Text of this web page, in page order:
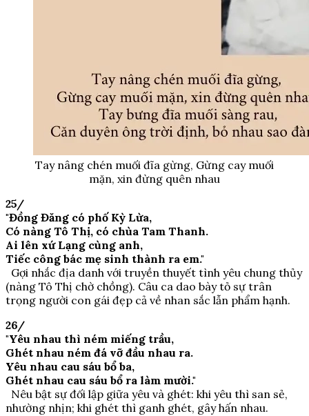
Tay nâng chén muối đĩa gừng, Gừng cay muối
mặn, xin đừng quên nhau
25/
"Đồng Đăng có phố Kỳ Lừa,
Có nàng Tô Thị, có chùa Tam Thanh.
Ai lên xứ Lạng cùng anh,
Tiếc công bác mẹ sinh thành ra em."
Gợi nhắc địa danh với truyền thuyết tình yêu chung thủy
(nàng Tô Thị chờ chồng). Câu ca dao bày tỏ sự trân
trọng người con gái đẹp cả về nhan sắc lẫn phẩm hạnh.
26/
"Yêu nhau thì ném miếng trầu,
Ghét nhau ném đá vỡ đầu nhau ra.
Yêu nhau cau sáu bổ ba,
Ghét nhau cau sáu bổ ra làm mười."
Nêu bật sự đối lập giữa yêu và ghét: khi yêu thì san sẻ,
nhường nhịn; khi ghét thì ganh ghét, gây hấn nhau.